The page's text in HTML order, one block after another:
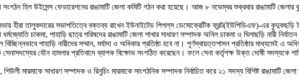
সংগঠন হিল উইমেন্স ফেডারেশনের রাঙামাটি জেলা কমিটি গঠন করা হয়েছে। আজ ৮ নভেম্বর শুক্রবার
হীরা তালুকদারের সভাপতিত্বে বক্তব্য রাখেন ইউনাইটেড পিপল্‌স ডেমোক্রেটিক ফ্রন্ট(ইউপিডিএফ)-এর কুদুকছড়ি
চাকমা, পাহাড়ি ছাত্র পরিষদের রাঙামাটি জেলা শাখার সাধারণ সম্পাদক অনিল চাকমা ও ঘিলাছড়ি নারী
পাহাড়ি নারীদের সম্মান, মর্যাদা ও অধিকার প্রতিষ্ঠা হবে না। পূর্ণস্বায়ত্তশাসন প্রতিষ্ঠার মাধ্যমেই এ
এক সেনাসদস্যের যৌন হামলার প্রতিবাদে ব্যাপক বিক্ষোভ সংগঠিত করেছেন। ফলে সেনা কর্তৃপক্ষ উক্ত দোষী
মারমাকে সাধারণ সম্পাদক ও রিনুচিং মারমাকে সাংগঠনিক সম্পাদক নির্বাচিত করে ২১ সদস্য বিশিষ্ট রাঙামাটি